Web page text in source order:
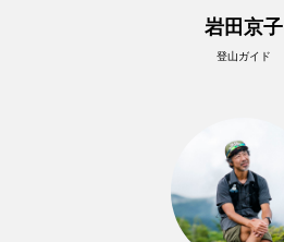
岩田京子
登山ガイド